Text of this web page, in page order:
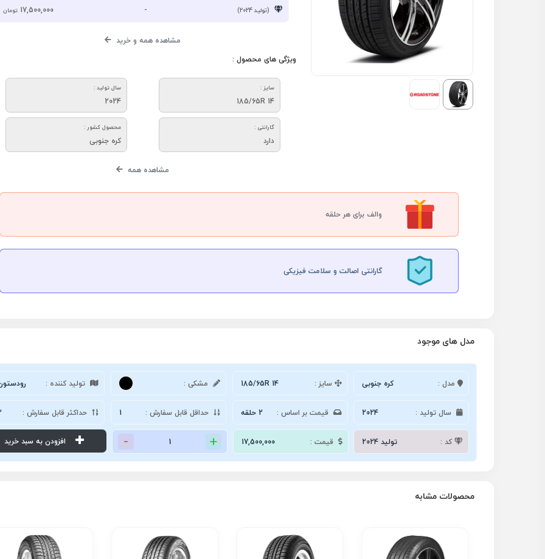
(تولید 2024) -
17,500,000 تومان
مشاهده همه و خرید
ویژگی های محصول :
سایز :
185/65R 14
سال تولید :
2024
گارانتی :
دارد
محصول کشور :
کره جنوبی
مشاهده همه
والف برای هر حلقه
گارانتی اصالت و سلامت فیزیکی
مدل های موجود
مدل : کره جنوبی سایز : 185/65R 14 مشکی : تولید کننده :
سال تولید : 2024 قیمت بر اساس : 2 حلقه حداقل قابل سفارش : 1 حداکثر قابل سفارش :
کد : تولید 2024 قیمت : 17,500,000
محصولات مشابه
لاستیک آچیلس 185/65R
14 گل 122